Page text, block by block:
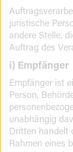
juristische
andere Stelle,
Auftrag des
i) Empfänger
Empfänger ist
Person,
unabhängig
Dritten handelt
Rahmen eines